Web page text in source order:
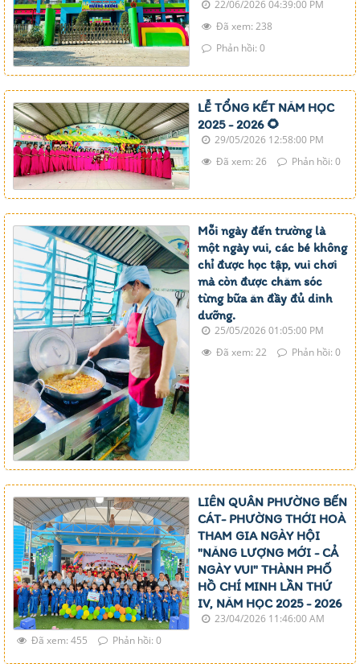
22/06/2026 04:39:00 PM
Đã xem: 238
Phản hồi: 0
LỄ TỔNG KẾT NĂM HỌC
2025 - 2026 🌻
29/05/2026 12:58:00 PM
Đã xem: 26
Phản hồi: 0
Mỗi ngày đến trường là
một ngày vui, các bé không
chỉ được học tập, vui chơi
mà còn được chăm sóc
từng bữa ăn đầy đủ dinh
dưỡng.
25/05/2026 01:05:00 PM
Đã xem: 22
Phản hồi: 0
LIÊN QUÂN PHƯỜNG BẾN
CÁT- PHƯỜNG THỚI HOÀ
THAM GIA NGÀY HỘI
"NĂNG LƯỢNG MỚI - CẢ
NGÀY VUI" THÀNH PHỐ
HỒ CHÍ MINH LẦN THỨ
IV, NĂM HỌC 2025 - 2026
23/04/2026 11:46:00 AM
Đã xem: 455
Phản hồi: 0